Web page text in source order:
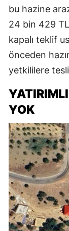
bu hazine
24 bin 429
kapalı teklif
önceden
yetkililere
YOK